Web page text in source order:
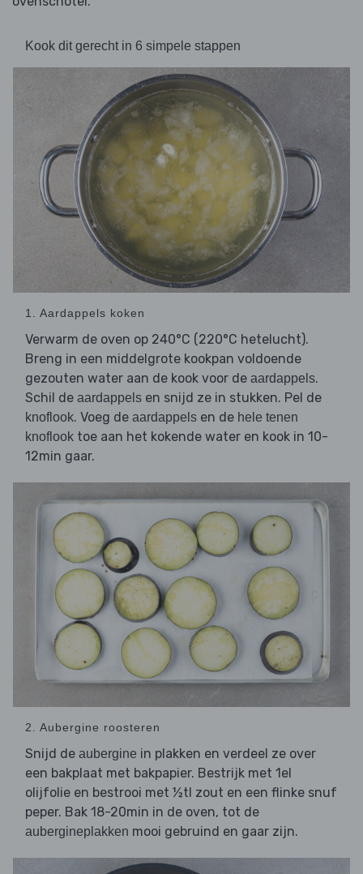
Kook dit gerecht in 6 simpele stappen
1. Aardappels koken
Verwarm de oven op 240°C (220°C hetelucht).
Breng in een middelgrote kookpan voldoende
gezouten water aan de kook voor de aardappels.
Schil de aardappels en snijd ze in stukken. Pel de
knoflook. Voeg de aardappels en de hele tenen
knoflook toe aan het kokende water en kook in 10-
12min gaar.
2. Aubergine roosteren
Snijd de aubergine in plakken en verdeel ze over
een bakplaat met bakpapier. Bestrijk met 1el
olijfolie en bestrooi met ½tl zout en een flinke snuf
peper. Bak 18-20min in de oven, tot de
aubergineplakken mooi gebruind en gaar zijn.